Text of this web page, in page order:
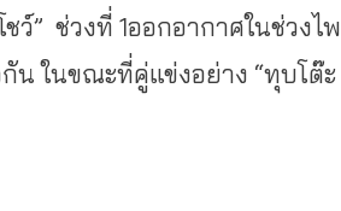
ว์” ช่วงที่ 1ออกอากาศในช่วงไพ
น ในขณะที่คู่แข่งอย่าง “ทุบโต๊ะ